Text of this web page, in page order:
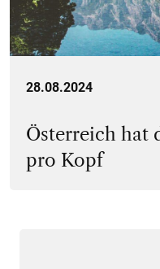
28.08.2024
Österreich hat
pro Kopf